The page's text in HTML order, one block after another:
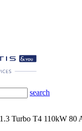
search
Turbo T4 110kW 80